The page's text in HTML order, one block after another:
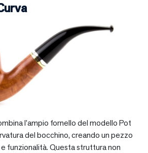
l’ampio fornello del modello Pot
del bocchino, creando un pezzo
funzionalità. Questa struttura non